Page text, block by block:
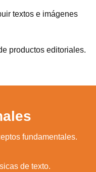
textos e imágenes
productos editoriales.
fundamentales.
de texto.